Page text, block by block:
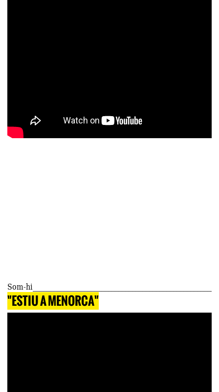
Som-hi
"ESTIU A MENORCA"